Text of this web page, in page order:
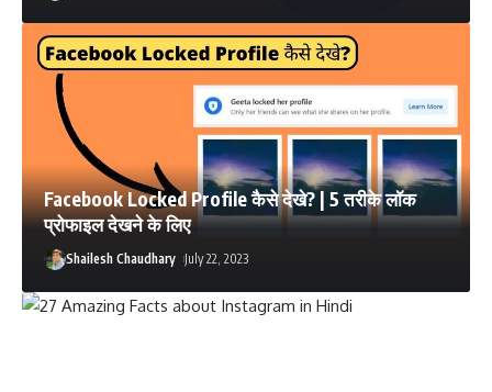
Facebook Locked Profile कैसे देखे? | 5 तरीके लॉक
प्रोफाइल देखने के लिए
Shailesh Chaudhary July 22, 2023